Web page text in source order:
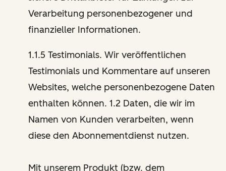
Verarbeitung personenbezogener und
finanzieller Informationen.
1.1.5 Testimonials. Wir veröffentlichen
Testimonials und Kommentare auf unseren
Websites, welche personenbezogene Daten
enthalten können. 1.2 Daten, die wir im
Namen von Kunden verarbeiten, wenn
diese den Abonnementdienst nutzen.
Mit unserem Produkt (bzw. dem